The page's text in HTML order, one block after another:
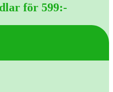
för 599:-